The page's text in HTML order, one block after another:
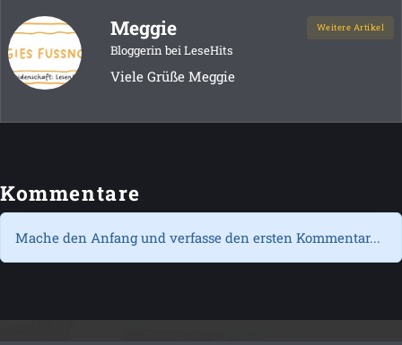
Meggie
Bloggerin bei LeseHits
Weitere Artikel
Viele Grüße Meggie
Kommentare
Mache den Anfang und verfasse den ersten Kommentar...